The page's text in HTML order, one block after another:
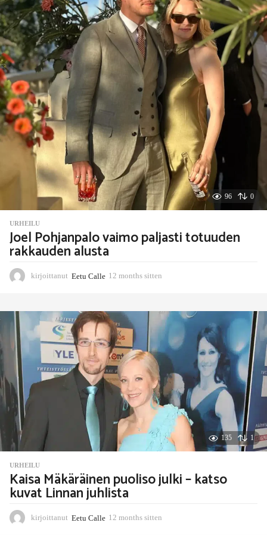
i
t
t
e
n
96 0
URHEILU
Joel Pohjanpalo vaimo paljasti totuuden
rakkauden alusta
kirjoittanut Eetu Calle 12 months sitten
o
n
t
s
t
135 1
URHEILU
Kaisa Mäkäräinen puoliso julki – katso
kuvat Linnan juhlista
kirjoittanut Eetu Calle 12 months sitten